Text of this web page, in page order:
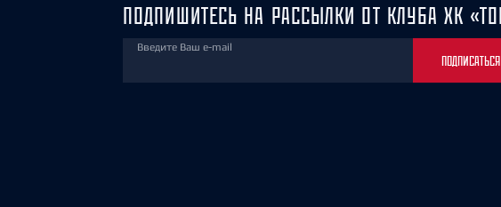
ПОДПИШИТЕСЬ НА РАССЫЛКИ ОТ КЛУБА ХК
Введите Ваш e-mail
ПОДПИСАТЬСЯ